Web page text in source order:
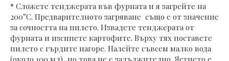
* Сложете тенджерата във фурната и я загрейте на
200°C. Предварителното загряване също е от значение
за сочността на пилето. Извадете тенджерата от
фурната и изсипете картофите. Върху тях поставете
пилето с гърдите нагоре. Налейте съвсем малко вода
(около 100 мл), но това не е задължително. Ястието е